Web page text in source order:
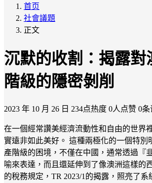
首页
社會議題
正文
沉默的收割：揭露對
階級的隱密剝削
2023 年 10 月 26 日 234点热度 0人点赞 0条
在一個經常讚美經濟流動性和自由的世界
實遠非如此美好。 這種兩極化的一個特別
產階級的困境，不僅在中國，通常透過『
喻來表達，而且還延伸到了像澳洲這樣的
的稅務規定，TR 2023/1的揭露，照亮了系